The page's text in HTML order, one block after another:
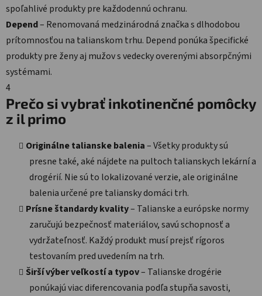
spoľahlivé produkty pre každodennú ochranu.
Depend– Renomovaná medzinárodná značka s dlhodobou
prítomnosťou na talianskom trhu. Depend ponúka špecifické
produkty pre ženy aj mužov s vedecky overenými absorpčnými
systémami.
4
Prečo si vybrať inkotinenčné pomôcky
z il primo
Originálne talianske balenia– Všetky produkty sú
presne také, aké nájdete na pultoch talianskych lekární a
drogérií. Nie sú to lokalizované verzie, ale originálne
balenia určené pre taliansky domáci trh.
Prísne štandardy kvality– Talianske a európske normy
zaručujú bezpečnosť materiálov, savú schopnosť a
vydržateľnosť. Každý produkt musí prejsť rígoros
testovaním pred uvedením na trh.
Širší výber veľkostí a typov– Talianske drogérie
ponúkajú viac diferencovania podľa stupňa savosti,